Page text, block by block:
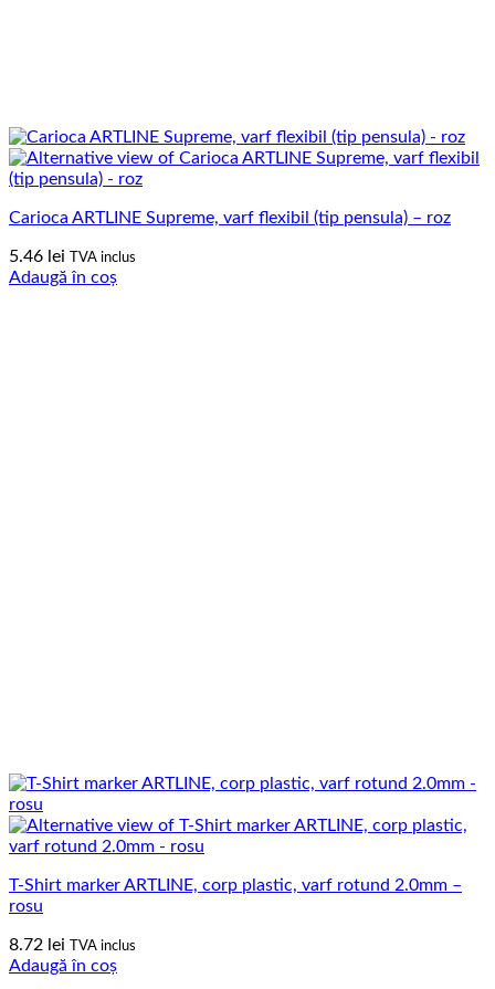
Carioca ARTLINE Supreme, varf flexibil (tip pensula) – roz
5.46 lei TVA inclus
Adaugă în coș
T-Shirt marker ARTLINE, corp plastic, varf rotund 2.0mm –
rosu
8.72 lei TVA inclus
Adaugă în coș